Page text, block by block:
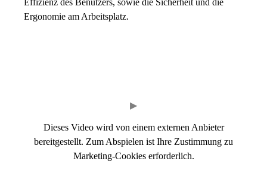
Ergonomie am Arbeitsplatz.
▶
Dieses Video wird von einem externen Anbieter
bereitgestellt. Zum Abspielen ist Ihre Zustimmung zu
Marketing-Cookies erforderlich.